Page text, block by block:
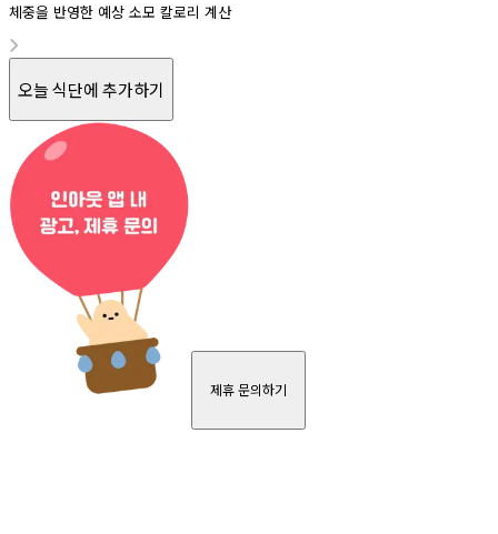
체중을 반영한 예상 소모 칼로리 계산
오늘 식단에 추가하기
제휴 문의하기